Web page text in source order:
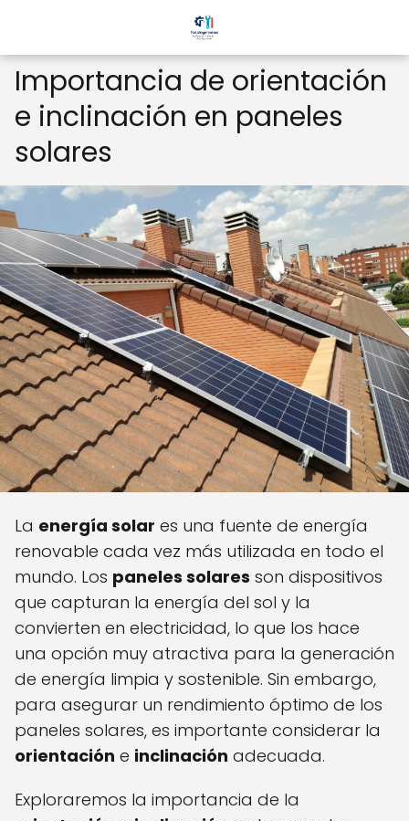
Importancia de orientación
e inclinación en paneles
solares
La energía solar es una fuente de energía
renovable cada vez más utilizada en todo el
mundo. Los paneles solares son dispositivos
que capturan la energía del sol y la
convierten en electricidad, lo que los hace
una opción muy atractiva para la generación
de energía limpia y sostenible. Sin embargo,
para asegurar un rendimiento óptimo de los
paneles solares, es importante considerar la
orientación e inclinación adecuada.
Exploraremos la importancia de la